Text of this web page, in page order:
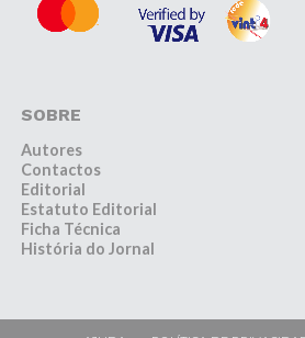
SOBRE
Autores
Contactos
Editorial
Estatuto Editorial
Ficha Técnica
História do Jornal